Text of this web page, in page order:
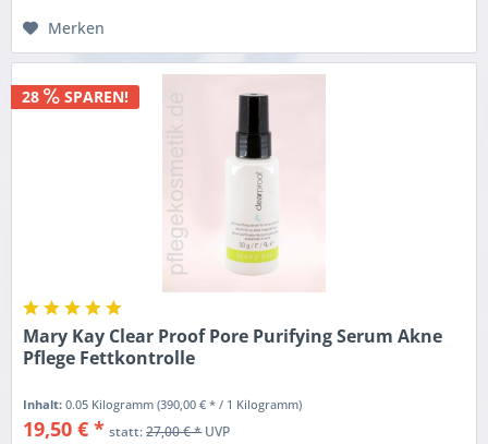
Merken
28 SPAREN!
Mary Kay Clear Proof Pore Purifying Serum Akne
Pflege Fettkontrolle
Inhalt:0.05 Kilogramm(390,00 € * / 1 Kilogramm)
19,50 € * statt:27,00 € *UVP